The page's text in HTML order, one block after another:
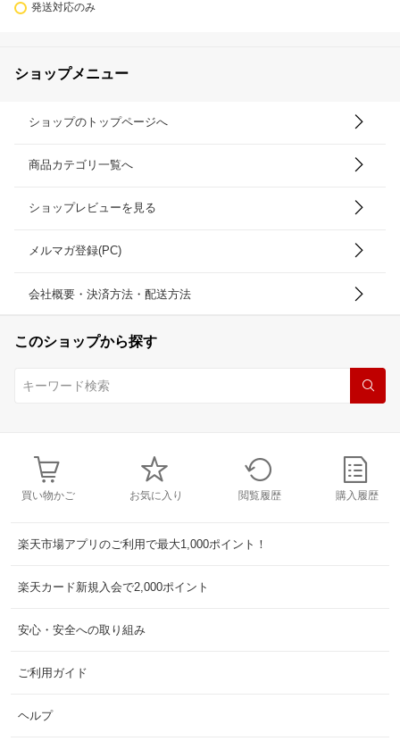
発送対応のみ
ショップメニュー
ショップのトップページへ
商品カテゴリ一覧へ
ショップレビューを見る
メルマガ登録(PC)
会社概要・決済方法・配送方法
このショップから探す
買い物かご お気に入り 閲覧履歴 購入履歴
楽天市場アプリのご利用で最大1,000ポイント！
楽天カード新規入会で2,000ポイント
安心・安全への取り組み
ご利用ガイド
ヘルプ